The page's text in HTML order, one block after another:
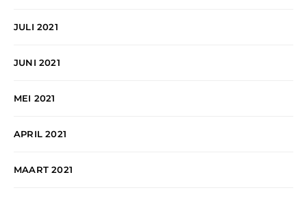
JULI 2021
JUNI 2021
MEI 2021
APRIL 2021
MAART 2021